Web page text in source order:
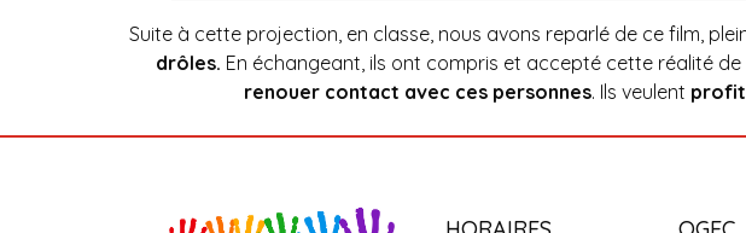
Suite à cette projection, en classe, nous avons reparlé de ce film,
drôles. En échangeant, ils ont compris et accepté cette réalité
renouer contact avec ces personnes. Ils veulent